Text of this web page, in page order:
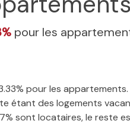
pour les
pour les appartements.
étant des logements
sont locataires, le reste